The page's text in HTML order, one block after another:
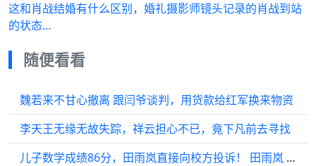
这和肖战结婚有什么区别，婚礼摄影师镜头记录的肖战到站
的状态…
随便看看
魏若来不甘心撤离 跟闫爷谈判，用货款给红军换来物资
李天王无缘无故失踪，祥云担心不已，竟下凡前去寻找
儿子数学成绩86分，田雨岚直接向校方投诉！ 田雨岚 蒋欣